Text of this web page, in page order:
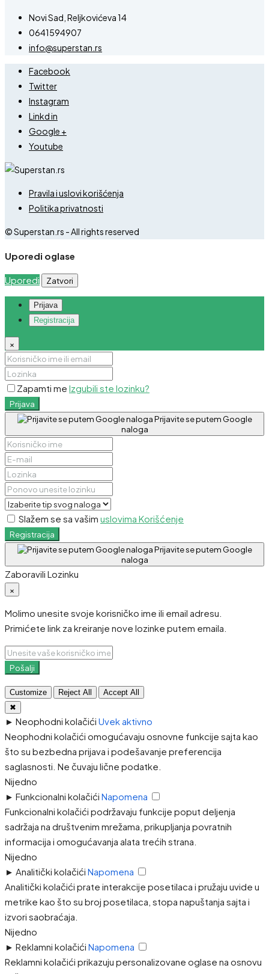
Novi Sad, Reljkovićeva 14
0641594907
info@superstan.rs
Facebook
Twitter
Instagram
Linkd in
Google +
Youtube
Pravila i uslovi korišćenja
Politika privatnosti
© Superstan.rs - All rights reserved
Uporedi oglase
Uporedi Zatvori
Prijava
Registracija
×
Zapamti me Izgubili ste lozinku?
Prijava
Prijavite se putem Google
naloga
Slažem se sa vašim uslovima Korišćenje
Registracija
Prijavite se putem Google
naloga
Zaboravili Lozinku
×
Molimo unesite svoje korisničko ime ili email adresu.
Primićete link za kreiranje nove lozinke putem emaila.
Pošalji
Customize Reject All
Accept All
✖
► Neophodni kolačići Uvek aktivno
Neophodni kolačići omogućavaju osnovne funkcije sajta kao
što su bezbedna prijava i podešavanje preferencija
saglasnosti. Ne čuvaju lične podatke.
Nijedno
► Funkcionalni kolačići Napomena
Funkcionalni kolačići podržavaju funkcije poput deljenja
sadržaja na društvenim mrežama, prikupljanja povratnih
informacija i omogućavanja alata trećih strana.
Nijedno
► Analitički kolačići Napomena
Analitički kolačići prate interakcije posetilaca i pružaju uvide u
metrike kao što su broj posetilaca, stopa napuštanja sajta i
izvori saobraćaja.
Nijedno
► Reklamni kolačići Napomena
Reklamni kolačići prikazuju personalizovane oglase na osnovu